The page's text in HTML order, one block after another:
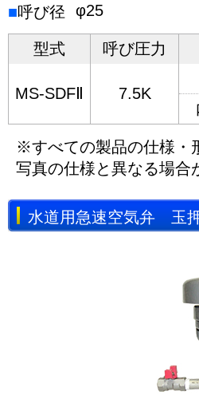
■呼び径 φ25
型式 呼び圧力
MS-SDFⅡ 7.5K
※すべての製品の仕様・
写真の仕様と異なる場合
水道用急速空気弁 玉